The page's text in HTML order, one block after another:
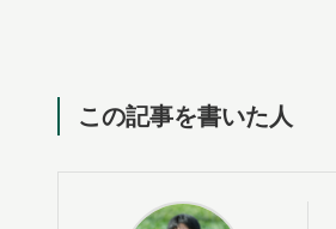
この記事を書いた人